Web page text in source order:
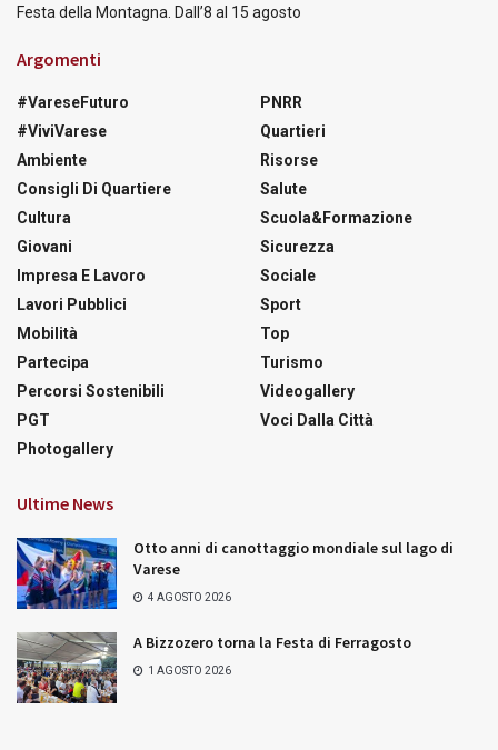
Festa della Montagna. Dall’8 al 15 agosto
Argomenti
#VareseFuturo
#ViviVarese
Ambiente
Consigli Di Quartiere
Cultura
Giovani
Impresa E Lavoro
Lavori Pubblici
Mobilità
Partecipa
Percorsi Sostenibili
PGT
Photogallery
PNRR
Quartieri
Risorse
Salute
Scuola&Formazione
Sicurezza
Sociale
Sport
Top
Turismo
Videogallery
Voci Dalla Città
Ultime News
Otto anni di canottaggio mondiale sul lago di
Varese
4 AGOSTO 2026
A Bizzozero torna la Festa di Ferragosto
1 AGOSTO 2026